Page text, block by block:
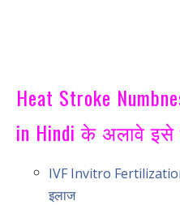
Heat Stroke
in Hindi के अलावे इसे
IVF Invitro
इलाज